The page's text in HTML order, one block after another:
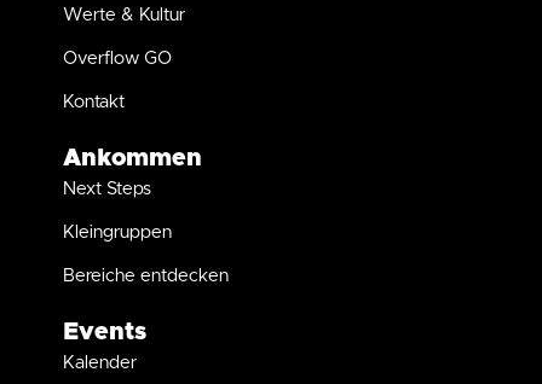
Werte & Kultur
Overflow GO
Kontakt
Ankommen
Next Steps
Kleingruppen
Bereiche entdecken
Events
Kalender